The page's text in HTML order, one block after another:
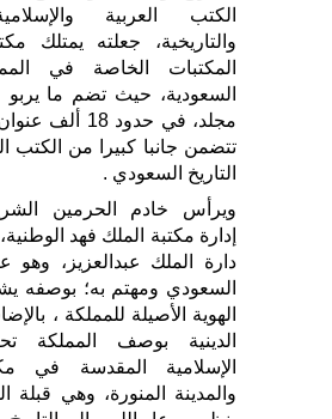
الكتب العربية
والتاريخية، جعلته يمتلك
المكتبات الخاصة في
مجلد، في حدود
تتضمن جانبا كبيرا من الكتب
التاريخ السعودي .
ويرأس خادم الحرمين
إدارة مكتبة الملك فهد
دارة الملك عبدالعزيز، وهو
السعودي ومهتم به؛ بوصفه
الهوية الأصيلة للمملكة ،
الدينية بوصف المملكة
الإسلامية المقدسة في
والمدينة المنورة، وهي قبلة